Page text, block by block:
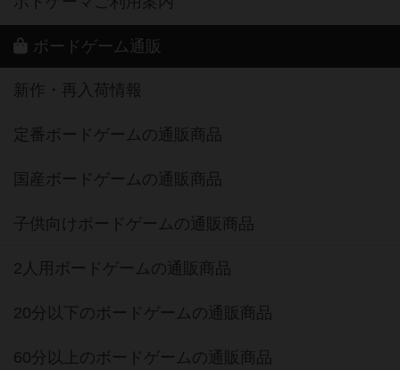
ボードゲーム通販
新作・再入荷情報
定番ボードゲームの通販商品
国産ボードゲームの通販商品
子供向けボードゲームの通販商品
2人用ボードゲームの通販商品
20分以下のボードゲームの通販商品
60分以上のボードゲームの通販商品